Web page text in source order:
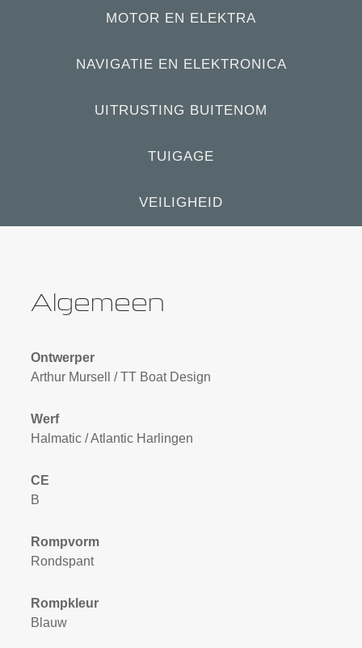
Algemeen
Ontwerper
Arthur Mursell / TT Boat Design
Werf
Halmatic / Atlantic Harlingen
CE
B
Rompvorm
Rondspant
Rompkleur
Blauw
MOTOR EN ELEKTRA
NAVIGATIE EN ELEKTRONICA
UITRUSTING BUITENOM
TUIGAGE
VEILIGHEID